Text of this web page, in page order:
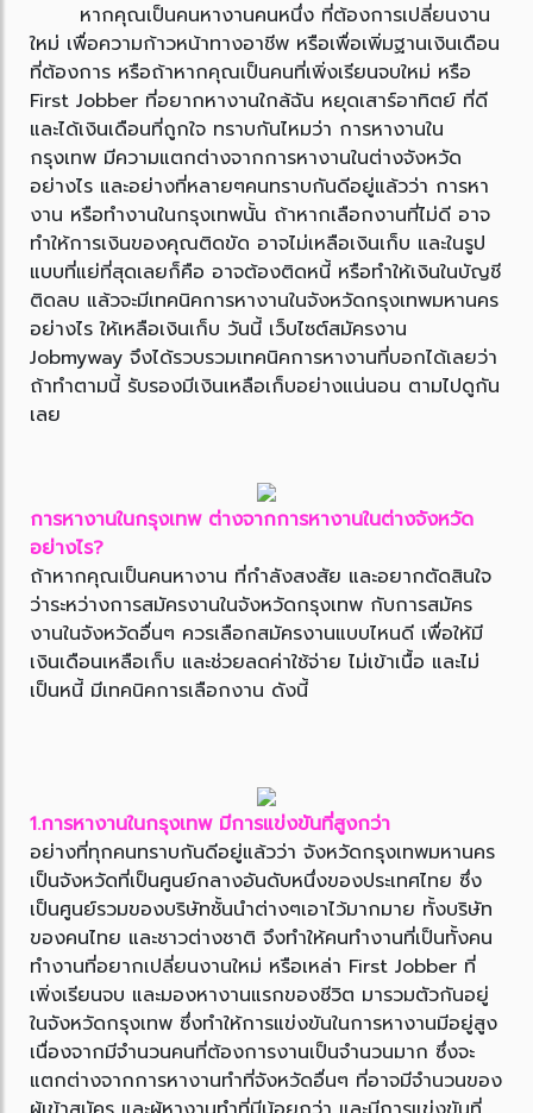
หากคุณเป็นคนหางานคนหนึ่ง ที่ต้องการเปลี่ยนงาน
ใหม่ เพื่อความก้าวหน้าทางอาชีพ หรือเพื่อเพิ่มฐานเงินเดือน
ที่ต้องการ หรือถ้าหากคุณเป็นคนที่เพิ่งเรียนจบใหม่ หรือ
First Jobber ที่อยากหางานใกล้ฉัน หยุดเสาร์อาทิตย์ ที่ดี
และได้เงินเดือนที่ถูกใจ ทราบกันไหมว่า การหางานใน
กรุงเทพ มีความแตกต่างจากการหางานในต่างจังหวัด
อย่างไร และอย่างที่หลายๆคนทราบกันดีอยู่แล้วว่า การหา
งาน หรือทำงานในกรุงเทพนั้น ถ้าหากเลือกงานที่ไม่ดี อาจ
ทำให้การเงินของคุณติดขัด อาจไม่เหลือเงินเก็บ และในรูป
แบบที่แย่ที่สุดเลยก็คือ อาจต้องติดหนี้ หรือทำให้เงินในบัญชี
ติดลบ แล้วจะมีเทคนิคการหางานในจังหวัดกรุงเทพมหานคร
อย่างไร ให้เหลือเงินเก็บ วันนี้ เว็บไซต์สมัครงาน
Jobmyway จึงได้รวบรวมเทคนิคการหางานที่บอกได้เลยว่า
ถ้าทำตามนี้ รับรองมีเงินเหลือเก็บอย่างแน่นอน ตามไปดูกัน
เลย
การหางานในกรุงเทพ ต่างจากการหางานในต่างจังหวัด
อย่างไร?
ถ้าหากคุณเป็นคนหางาน ที่กำลังสงสัย และอยากตัดสินใจ
ว่าระหว่างการสมัครงานในจังหวัดกรุงเทพ กับการสมัคร
งานในจังหวัดอื่นๆ ควรเลือกสมัครงานแบบไหนดี เพื่อให้มี
เงินเดือนเหลือเก็บ และช่วยลดค่าใช้จ่าย ไม่เข้าเนื้อ และไม่
เป็นหนี้ มีเทคนิคการเลือกงาน ดังนี้
1.การหางานในกรุงเทพ มีการแข่งขันที่สูงกว่า
อย่างที่ทุกคนทราบกันดีอยู่แล้วว่า จังหวัดกรุงเทพมหานคร
เป็นจังหวัดที่เป็นศูนย์กลางอันดับหนึ่งของประเทศไทย ซึ่ง
เป็นศูนย์รวมของบริษัทชั้นนำต่างๆเอาไว้มากมาย ทั้งบริษัท
ของคนไทย และชาวต่างชาติ จึงทำให้คนทำงานที่เป็นทั้งคน
ทำงานที่อยากเปลี่ยนงานใหม่ หรือเหล่า First Jobber ที่
เพิ่งเรียนจบ และมองหางานแรกของชีวิต มารวมตัวกันอยู่
ในจังหวัดกรุงเทพ ซึ่งทำให้การแข่งขันในการหางานมีอยู่สูง
เนื่องจากมีจำนวนคนที่ต้องการงานเป็นจำนวนมาก ซึ่งจะ
แตกต่างจากการหางานทำที่จังหวัดอื่นๆ ที่อาจมีจำนวนของ